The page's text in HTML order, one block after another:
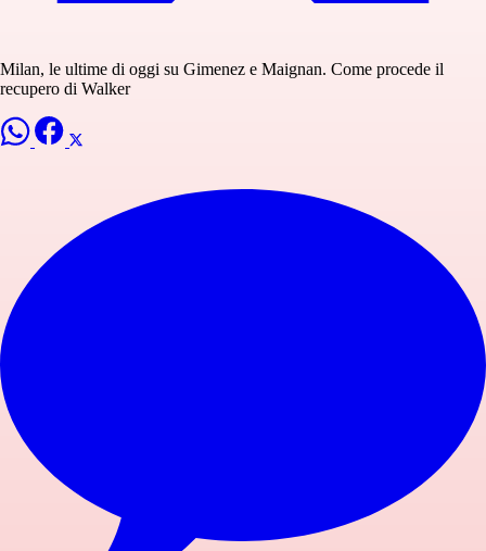
Milan, le ultime di oggi su Gimenez e Maignan. Come procede il
recupero di Walker